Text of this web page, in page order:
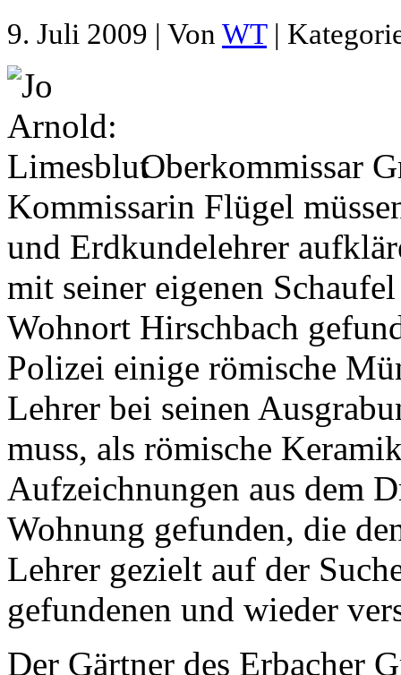
9. Juli 2009 | Von WT|
Oberkommissar
Kommissarin Flügel
und Erdkundelehrer
mit seiner eigenen
Wohnort Hirschbach
Polizei einige römische
Lehrer bei seinen
muss, als römische
Aufzeichnungen aus dem
Wohnung gefunden, die
Lehrer gezielt auf der
gefundenen und wieder
Der Gärtner des Erbacher